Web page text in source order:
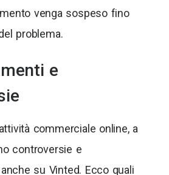
venga sospeso fino
problema.
e
commerciale online, a
controversie e
su Vinted. Ecco quali